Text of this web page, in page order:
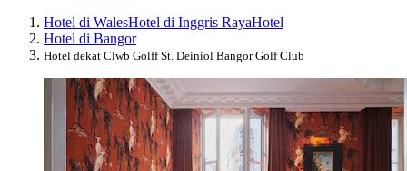
Hotel di WalesHotel di Inggris RayaHotel
Hotel di Bangor
Hotel dekat Clwb Golff St. Deiniol Bangor Golf Club